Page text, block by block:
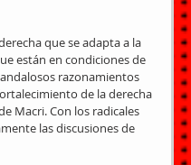
que se adapta a la
están en condiciones de
razonamientos
de la derecha
Macri. Con los radicales
las discusiones de